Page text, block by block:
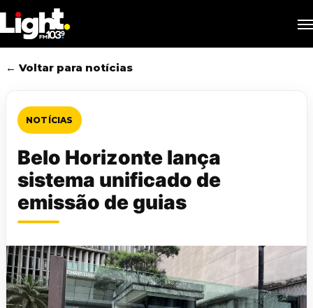
to
main
content
← Voltar para notícias
NOTÍCIAS
Belo Horizonte lança
sistema unificado de
emissão de guias